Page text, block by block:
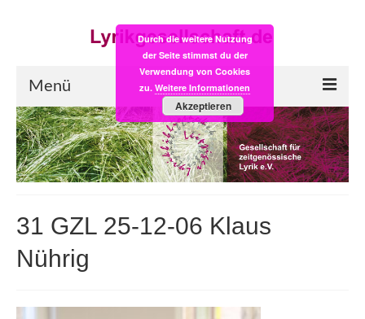
Menü
Start
LYRIK:POST
Einkaufsladen
Empfehlung des Monats
31 GZL 25-12-06 Klaus
Nührig
Durch die weitere Nutzung
der Seite stimmst du der
Verwendung von Cookies
zu. Weitere Informationen
Akzeptieren